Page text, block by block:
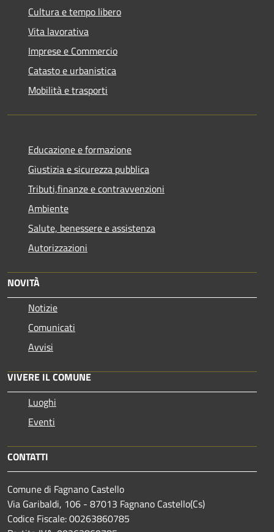
Cultura e tempo libero
Vita lavorativa
Imprese e Commercio
Catasto e urbanistica
Mobilità e trasporti
Educazione e formazione
Giustizia e sicurezza pubblica
Tributi,finanze e contravvenzioni
Ambiente
Salute, benessere e assistenza
Autorizzazioni
NOVITÀ
Notizie
Comunicati
Avvisi
VIVERE IL COMUNE
Luoghi
Eventi
CONTATTI
Comune di Fagnano Castello
Via Garibaldi, 106 - 87013 Fagnano Castello(Cs)
Codice Fiscale: 00263860785